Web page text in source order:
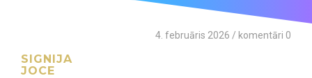
4. februāris 2026 / komentāri 0
SIGNIJA
JOCE